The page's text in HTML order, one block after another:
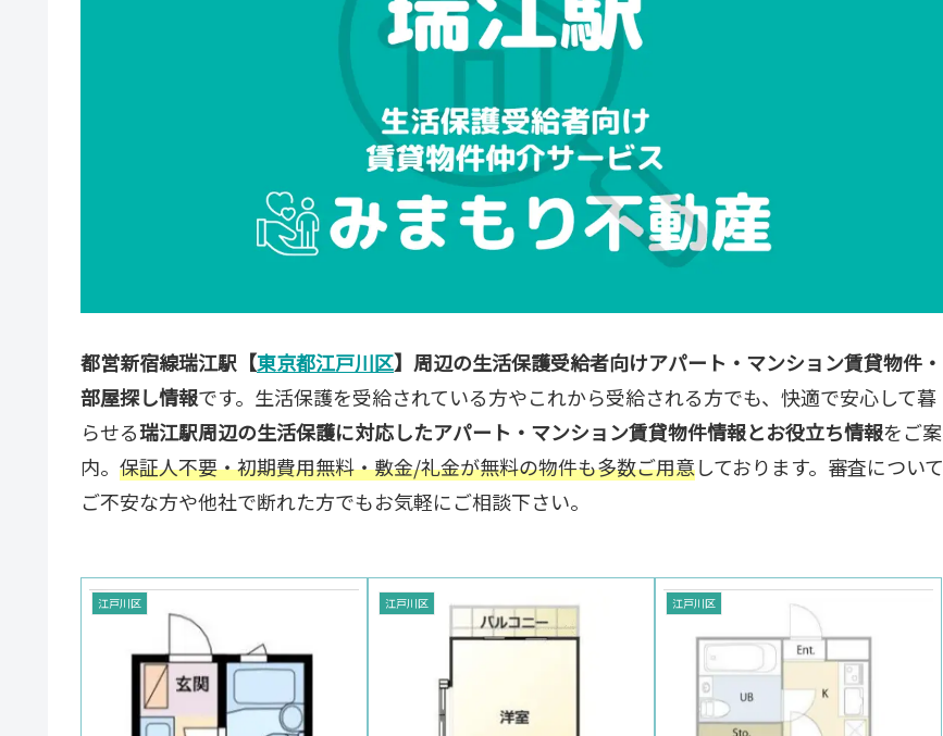
都営新宿線瑞江駅【東京都江戸川区】周辺の生活保護受給者向けアパート・マンション賃貸物件・
部屋探し情報です。生活保護を受給されている方やこれから受給される方でも、快適で安心して暮
らせる瑞江駅周辺の生活保護に対応したアパート・マンション賃貸物件情報とお役立ち情報をご案
内。 保証人不要・初期費用無料・敷金/礼金が無料の物件も多数ご用意しております。審査について
ご不安な方や他社で断れた方でもお気軽にご相談下さい。
江戸川区 江戸川区 江戸川区